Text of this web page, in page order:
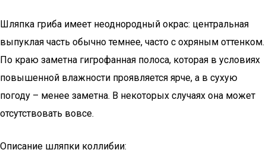
Шляпка гриба имеет неоднородный окрас: центральная
выпуклая часть обычно темнее, часто с охряным оттенком.
По краю заметна гигрофанная полоса, которая в условиях
повышенной влажности проявляется ярче, а в сухую
погоду – менее заметна. В некоторых случаях она может
отсутствовать вовсе.
Описание шляпки коллибии: